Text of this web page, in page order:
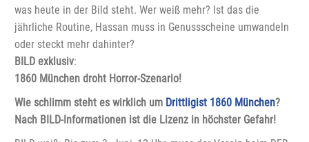
was heute in der Bild steht. Wer weiß mehr? Ist das die
jährliche Routine, Hassan muss in Genussscheine umwandeln
oder steckt mehr dahinter?
BILD exklusiv:
1860 München droht Horror-Szenario!
Wie schlimm steht es wirklich um Drittligist 1860 München?
Nach BILD-Informationen ist die Lizenz in höchster Gefahr!